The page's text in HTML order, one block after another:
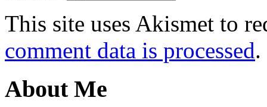
This site uses Akismet to
comment data is processed.
About Me